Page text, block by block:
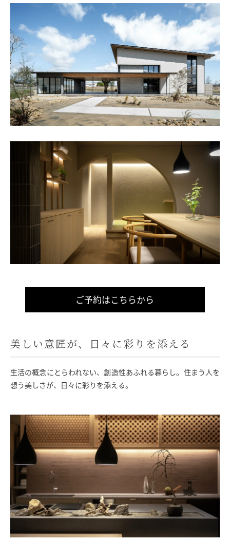
ご予約はこちらから
美しい意匠が、日々に彩りを添える
生活の概念にとらわれない、創造性あふれる暮らし。住まう人を
想う美しさが、日々に彩りを添える。